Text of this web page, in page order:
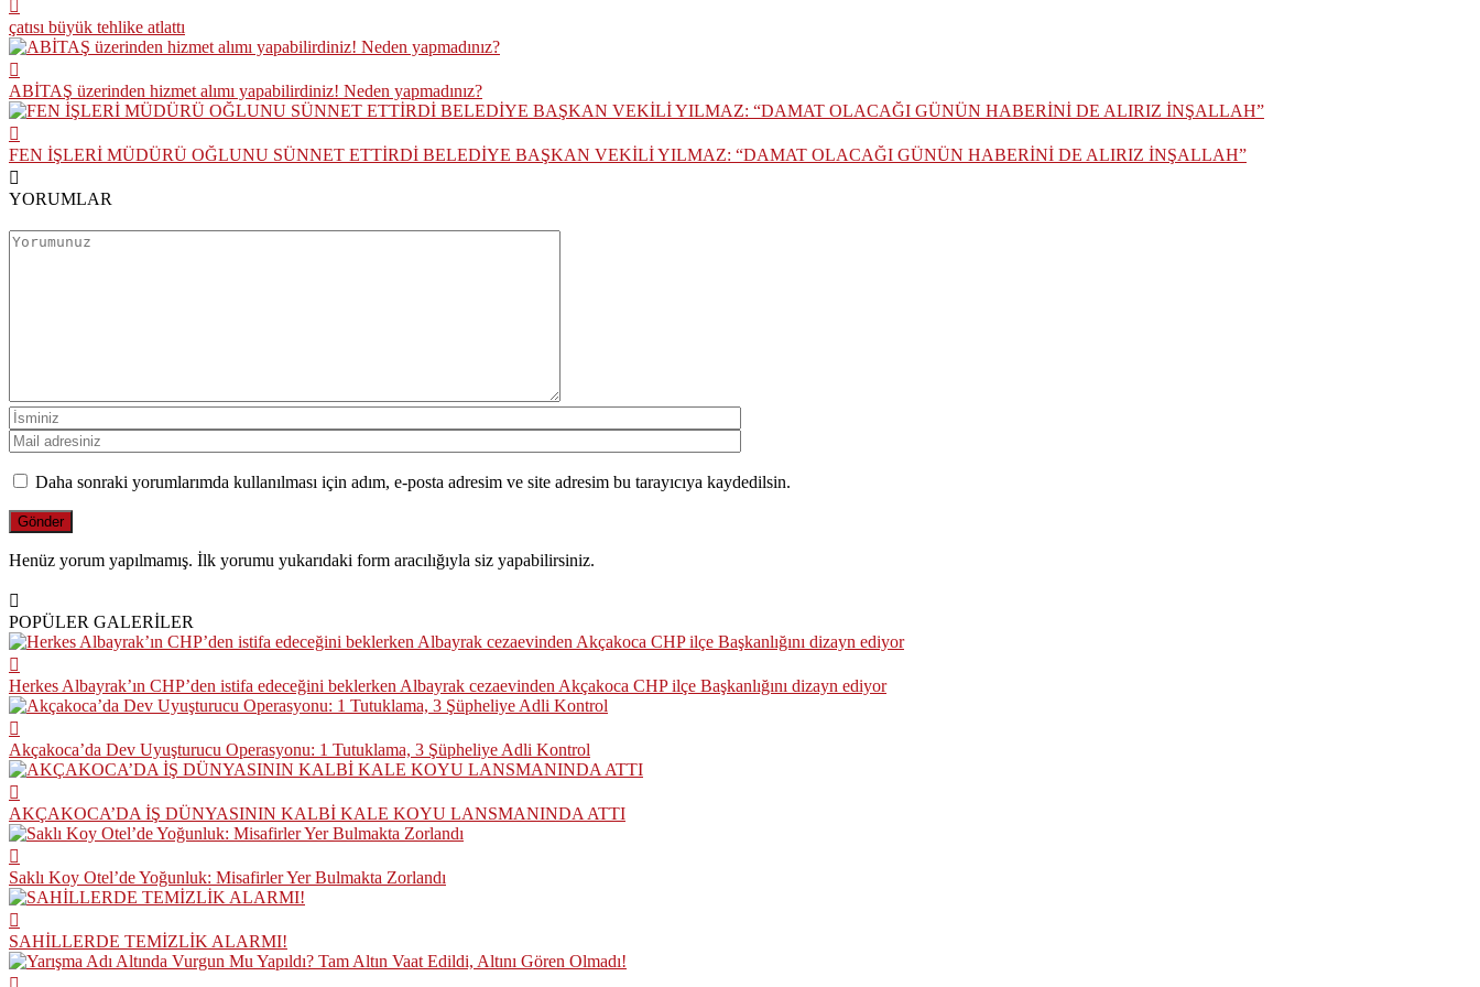
çatısı büyük tehlike atlattı
ABİTAŞ üzerinden hizmet alımı yapabilirdiniz! Neden yapmadınız?
FEN İŞLERİ MÜDÜRÜ OĞLUNU SÜNNET ETTİRDİ BELEDİYE BAŞKAN VEKİLİ YILMAZ: “DAMAT OLACAĞI GÜNÜN HABERİNİ DE ALIRIZ İNŞALLAH”
YORUMLAR
Daha sonraki yorumlarımda kullanılması için adım, e-posta adresim ve site adresim bu tarayıcıya kaydedilsin.
Henüz yorum yapılmamış. İlk yorumu yukarıdaki form aracılığıyla siz yapabilirsiniz.
POPÜLER GALERİLER
Herkes Albayrak’ın CHP’den istifa edeceğini beklerken Albayrak cezaevinden Akçakoca CHP ilçe Başkanlığını dizayn ediyor
Akçakoca’da Dev Uyuşturucu Operasyonu: 1 Tutuklama, 3 Şüpheliye Adli Kontrol
AKÇAKOCA’DA İŞ DÜNYASININ KALBİ KALE KOYU LANSMANINDA ATTI
Saklı Koy Otel’de Yoğunluk: Misafirler Yer Bulmakta Zorlandı
SAHİLLERDE TEMİZLİK ALARMI!